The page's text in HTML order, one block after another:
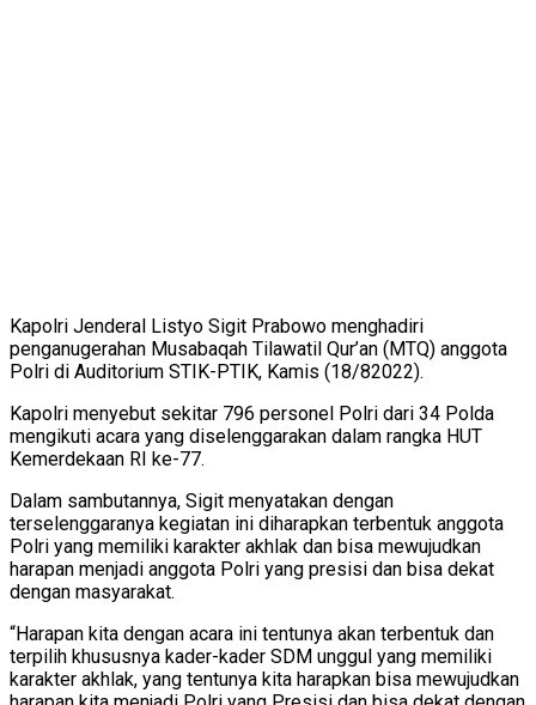
Kapolri Jenderal Listyo Sigit Prabowo menghadiri
penganugerahan Musabaqah Tilawatil Qur’an (MTQ) anggota
Polri di Auditorium STIK-PTIK, Kamis (18/82022).
Kapolri menyebut sekitar 796 personel Polri dari 34 Polda
mengikuti acara yang diselenggarakan dalam rangka HUT
Kemerdekaan RI ke-77.
Dalam sambutannya, Sigit menyatakan dengan
terselenggaranya kegiatan ini diharapkan terbentuk anggota
Polri yang memiliki karakter akhlak dan bisa mewujudkan
harapan menjadi anggota Polri yang presisi dan bisa dekat
dengan masyarakat.
“Harapan kita dengan acara ini tentunya akan terbentuk dan
terpilih khususnya kader-kader SDM unggul yang memiliki
karakter akhlak, yang tentunya kita harapkan bisa mewujudkan